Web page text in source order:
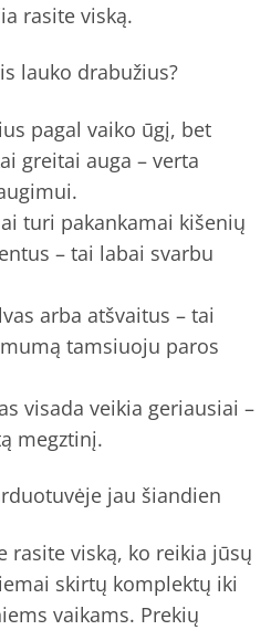
rasite viską.
lauko drabužius?
pagal vaiko ūgį, bet
greitai auga – verta
turi pakankamai kišenių
– tai labai svarbu
arba atšvaitus – tai
tamsiuoju paros
visada veikia geriausiai –
megztinį.
jau šiandien
rasite viską, ko reikia jūsų
skirtų komplektų iki
vaikams. Prekių